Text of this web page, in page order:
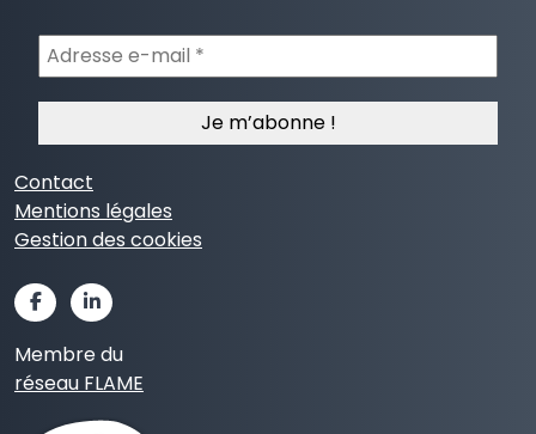
Adresse
e-
mail
Contact
Mentions légales
Gestion des cookies
Membre du
réseau FLAME